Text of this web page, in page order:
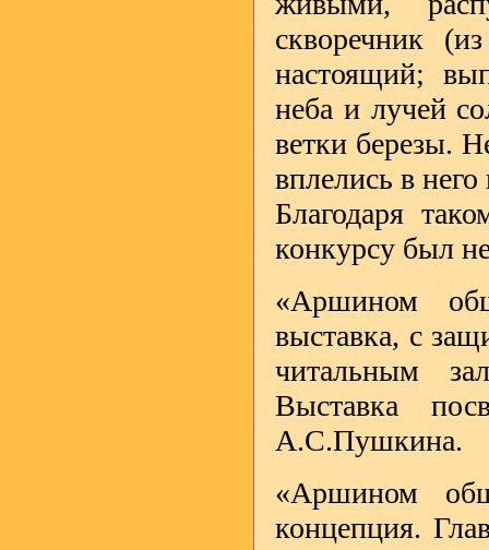
скворечник
настоящий;
неба и лучей
ветки березы.
вплелись в
Благодаря
конкурсу был
«Аршином
выставка, с
читальным
Выставка
А.С.Пушкина.
«Аршином
концепция.